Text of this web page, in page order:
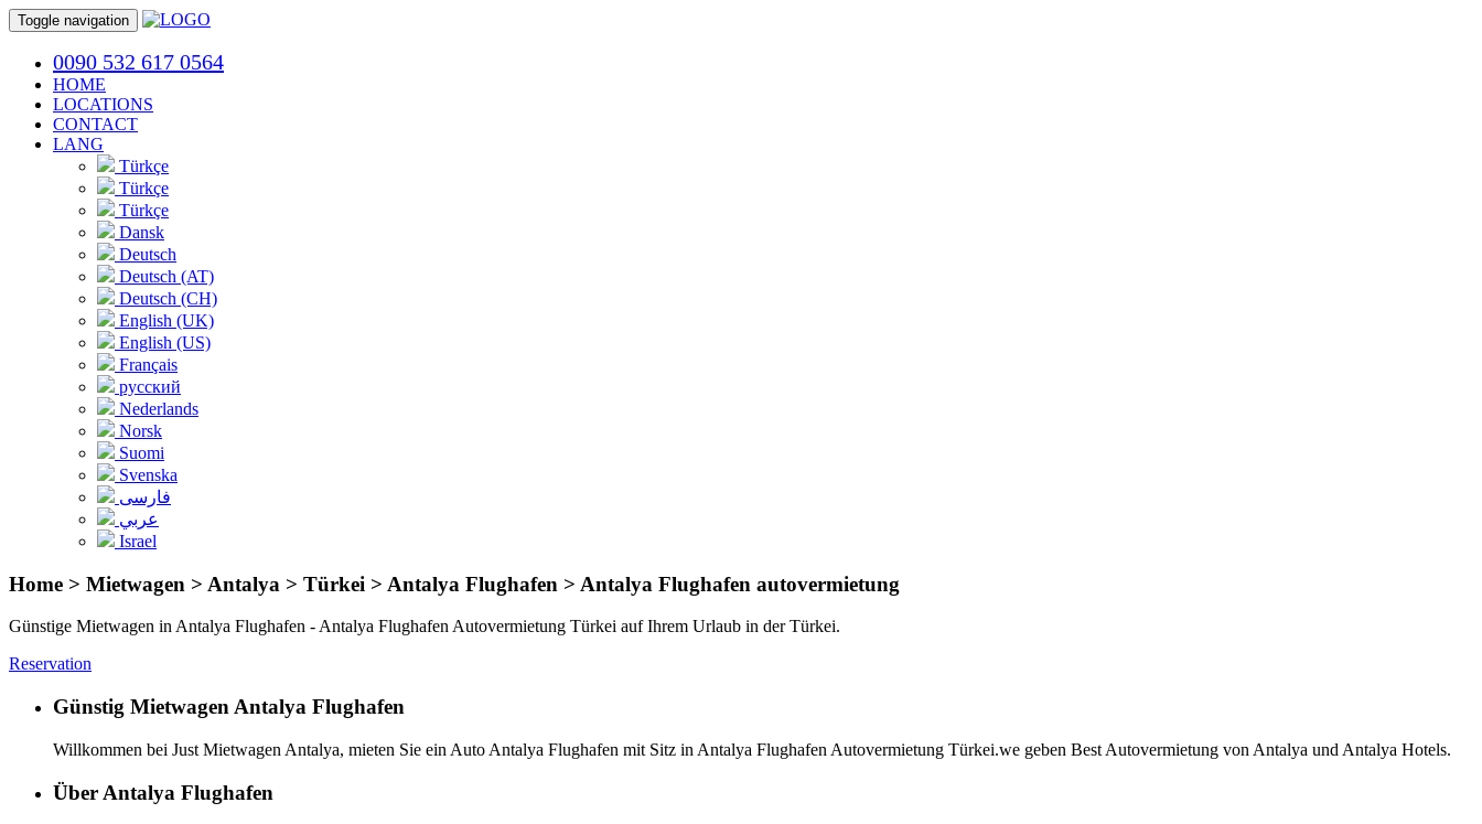
Toggle navigation
0090 532 617 0564
HOME
LOCATIONS
CONTACT
LANG
Türkçe
Türkçe
Türkçe
Dansk
Deutsch
Deutsch (AT)
Deutsch (CH)
English (UK)
English (US)
Français
русский
Nederlands
Norsk
Suomi
Svenska
فارسی
عربي
Israel
Home > Mietwagen > Antalya > Türkei > Antalya Flughafen > Antalya Flughafen autovermietung
Günstige Mietwagen in Antalya Flughafen - Antalya Flughafen Autovermietung Türkei auf Ihrem Urlaub in der Türkei.
Reservation
Günstig Mietwagen Antalya Flughafen
Willkommen bei Just Mietwagen Antalya, mieten Sie ein Auto Antalya Flughafen mit Sitz in Antalya Flughafen Autovermietung Türkei.we geben Best Autovermietung von Antalya und Antalya Hotels.
Über Antalya Flughafen